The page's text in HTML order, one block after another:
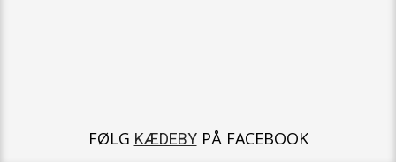
​FØLG KÆDEBY​ PÅ FACEBOOK